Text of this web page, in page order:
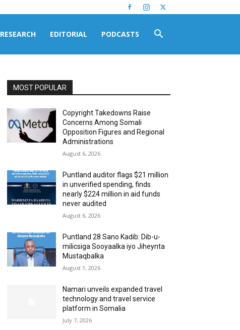
RESEARCH EDITORIAL PODCASTS
MOST POPULAR
Copyright Takedowns Raise
Concerns Among Somali
Opposition Figures and Regional
Administrations
August 6, 2026
Puntland auditor flags $21 million
in unverified spending, finds
nearly $224 million in aid funds
never audited
August 6, 2026
Puntland 28 Sano Kadib: Dib-u-
milicsiga Sooyaalka iyo Jiheynta
Mustaqbalka
August 1, 2026
Namari unveils expanded travel
technology and travel service
platform in Somalia
July 7, 2026